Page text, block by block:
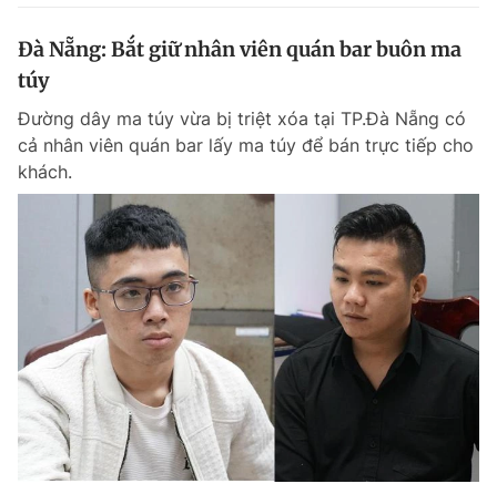
Đà Nẵng: Bắt giữ nhân viên quán bar buôn ma
túy
Đường dây ma túy vừa bị triệt xóa tại TP.Đà Nẵng có
cả nhân viên quán bar lấy ma túy để bán trực tiếp cho
khách.